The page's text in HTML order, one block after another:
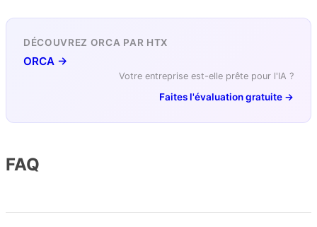
DÉCOUVREZ ORCA PAR HTX
ORCA →
Votre entreprise est-elle prête pour l'IA ?
Faites l'évaluation gratuite →
FAQ